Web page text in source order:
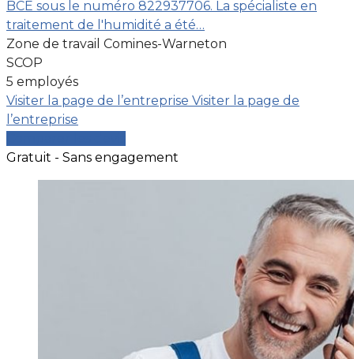
BCE sous le numéro 822937706. La spécialiste en
traitement de l'humidité a été…
Zone de travail Comines-Warneton
SCOP
5 employés
Visiter la page de l’entreprise Visiter la page de
l’entreprise
Gratuit - Sans engagement